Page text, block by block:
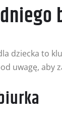
dziecka to
uwagę, aby